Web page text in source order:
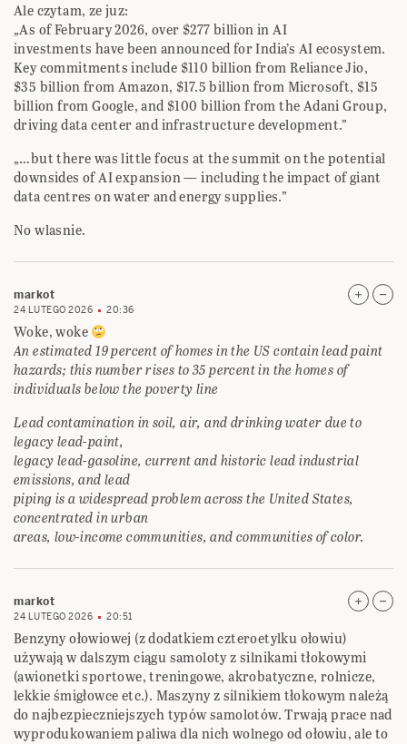
Ale czytam, ze juz:
„As of February 2026, over $277 billion in AI
investments have been announced for India’s AI ecosystem.
Key commitments include $110 billion from Reliance Jio,
$35 billion from Amazon, $17.5 billion from Microsoft, $15
billion from Google, and $100 billion from the Adani Group,
driving data center and infrastructure development.”
„…but there was little focus at the summit on the potential
downsides of AI expansion — including the impact of giant
data centres on water and energy supplies.”
No wlasnie.
markot
24 LUTEGO 2026 20:36
Woke, woke
An estimated 19 percent of homes in the US contain lead paint
hazards; this number rises to 35 percent in the homes of
individuals below the poverty line
Lead contamination in soil, air, and drinking water due to
legacy lead-paint,
legacy lead-gasoline, current and historic lead industrial
emissions, and lead
piping is a widespread problem across the United States,
concentrated in urban
areas, low-income communities, and communities of color.
markot
24 LUTEGO 2026 20:51
Benzyny ołowiowej (z dodatkiem czteroetylku ołowiu)
używają w dalszym ciągu samoloty z silnikami tłokowymi
(awionetki sportowe, treningowe, akrobatyczne, rolnicze,
lekkie śmigłowce etc.). Maszyny z silnikiem tłokowym należą
do najbezpieczniejszych typów samolotów. Trwają prace nad
wyprodukowaniem paliwa dla nich wolnego od ołowiu, ale to